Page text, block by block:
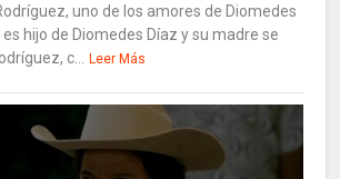
uno de los amores de Diomedes
es hijo de Diomedes Díaz y su madre se
c...
Leer Más